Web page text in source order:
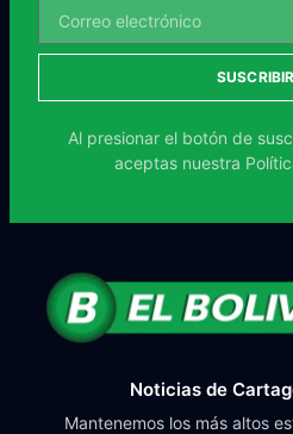
Al presionar el botón de
aceptas nuestra
Noticias de
Mantenemos los más altos